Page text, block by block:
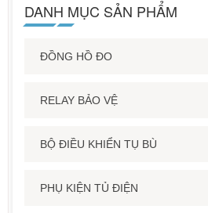
DANH MỤC SẢN PHẨM
ĐỒNG HỒ ĐO
RELAY BẢO VỆ
BỘ ĐIỀU KHIỂN TỤ BÙ
PHỤ KIỆN TỦ ĐIỆN